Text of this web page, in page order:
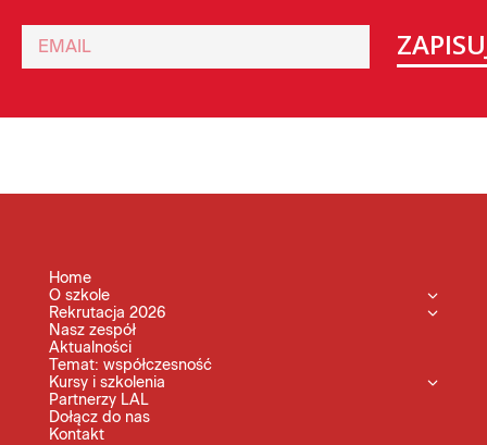
Home
O szkole
Rekrutacja 2026
Nasz zespół
Aktualności
Temat: współczesność
Kursy i szkolenia
Partnerzy LAL
Dołącz do nas
Kontakt